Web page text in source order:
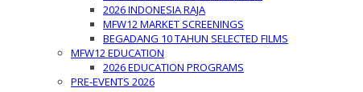
2026 INDONESIA RAJA
MFW12 MARKET SCREENINGS
BEGADANG 10 TAHUN SELECTED FILMS
MFW12 EDUCATION
2026 EDUCATION PROGRAMS
PRE-EVENTS 2026